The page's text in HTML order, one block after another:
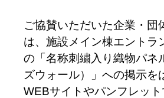
ご協賛いただいた企業・団
は、施設メイン棟エントラ
の「名称刺繍入り織物パネ
ズウォール）」への掲示を
WEBサイトやパンフレッ